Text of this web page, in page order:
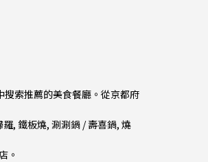
搜索推薦的美食餐廳。從京都府
羅, 鐵板燒, 涮涮鍋 / 壽喜鍋, 燒
。